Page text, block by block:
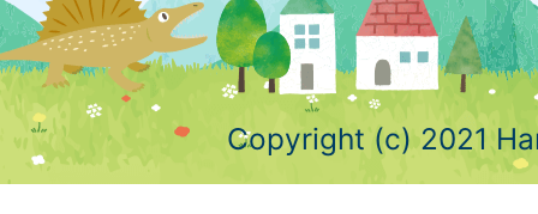
Copyright (c) 2021